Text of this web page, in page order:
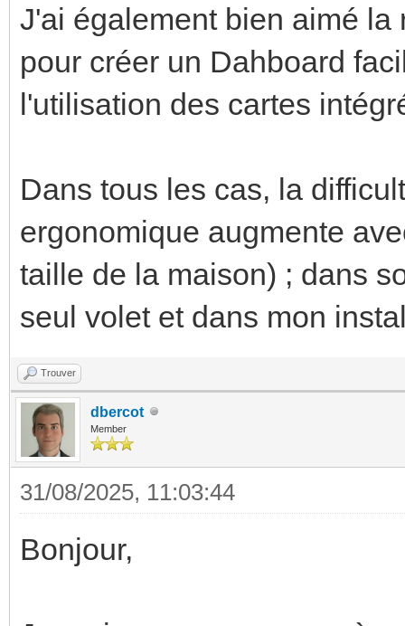
J'ai également bien aimé
pour créer un Dahboard
l'utilisation des cartes
Dans tous les cas, la
ergonomique augmente
taille de la maison) ; dans
seul volet et dans mon
Trouver
dbercot
Member
31/08/2025, 11:03:44
Bonjour,